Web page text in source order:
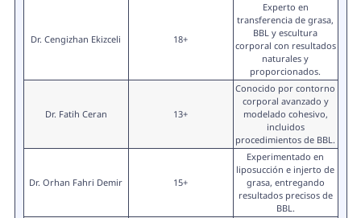
Dr. Cengizhan Ekizceli 18+
Experto en
transferencia de grasa,
BBL y escultura
corporal con resultados
naturales y
proporcionados.
Dr. Fatih Ceran 13+
Conocido por contorno
corporal avanzado y
modelado cohesivo,
incluidos
procedimientos de BBL.
Dr. Orhan Fahri Demir 15+
Experimentado en
liposucción e injerto de
grasa, entregando
resultados precisos de
BBL.